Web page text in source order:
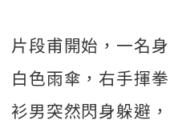
片段甫開始，一名
白色雨傘，右手揮
衫男突然閃身躲避